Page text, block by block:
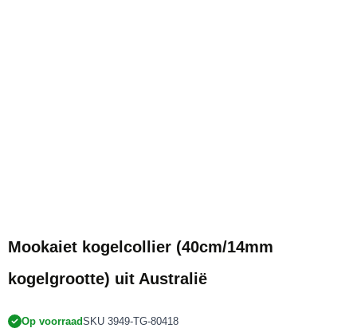
Mookaiet kogelcollier (40cm/14mm
kogelgrootte) uit Australië
Op voorraadSKU 3949-TG-80418